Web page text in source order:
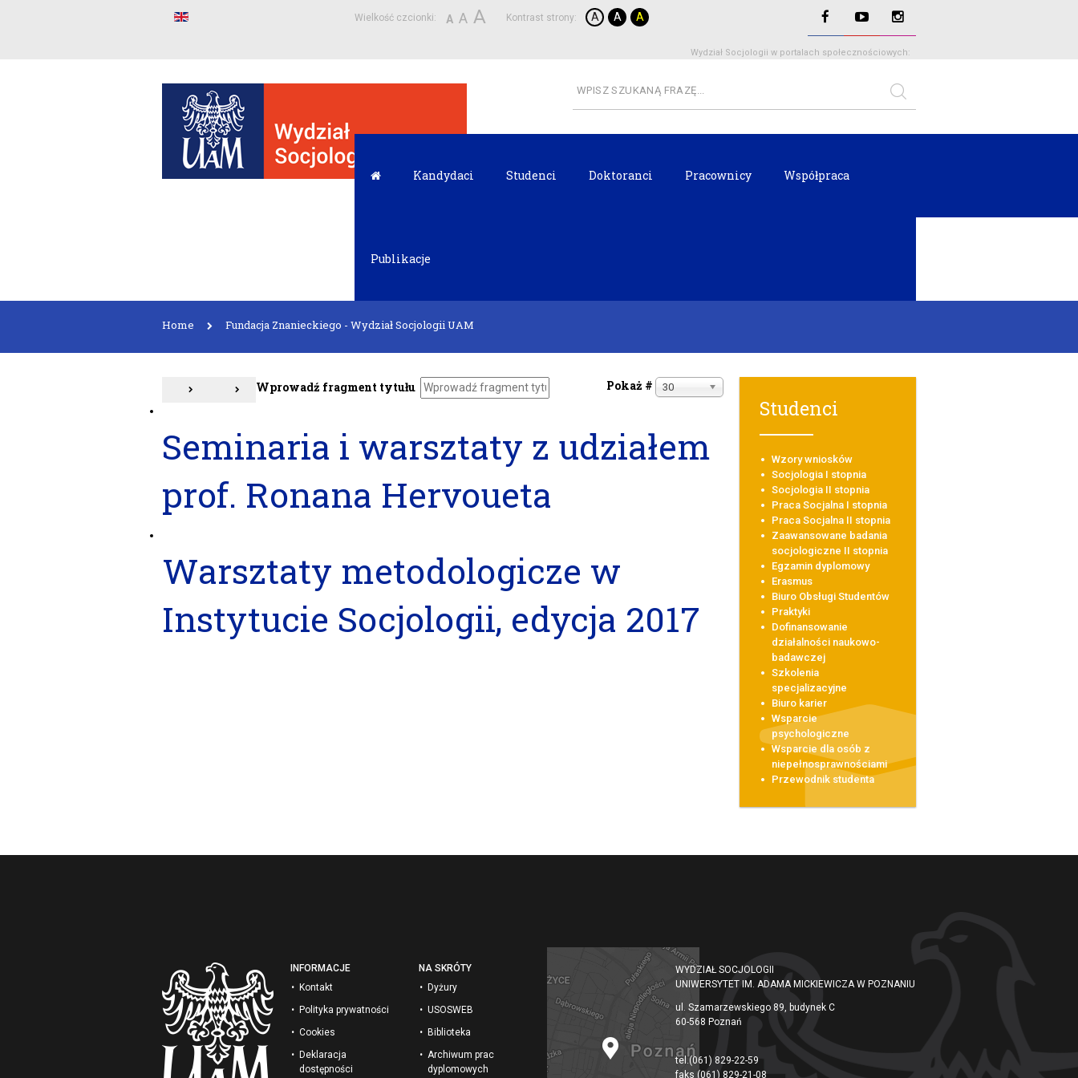
Wielkość czcionki: A A A Kontrast strony: A A A
Wydział Socjologii w portalach społecznościowych:
Kandydaci Studenci Doktoranci Pracownicy Współpraca
Publikacje
Home Fundacja Znanieckiego - Wydział Socjologii UAM
Wprowadź fragment tytułu Pokaż # 30
Seminaria i warsztaty z udziałem
prof. Ronana Hervoueta
Warsztaty metodologicze w
Instytucie Socjologii, edycja 2017
Studenci
Wzory wniosków
Socjologia I stopnia
Socjologia II stopnia
Praca Socjalna I stopnia
Praca Socjalna II stopnia
Zaawansowane badania
socjologiczne II stopnia
Egzamin dyplomowy
Erasmus
Biuro Obsługi Studentów
Praktyki
Dofinansowanie
działalności naukowo-
badawczej
Szkolenia
specjalizacyjne
Biuro karier
Wsparcie
psychologiczne
Wsparcie dla osób z
niepełnosprawnościami
Przewodnik studenta
INFORMACJE
Kontakt
Polityka prywatności
Cookies
Deklaracja
dostępności
NA SKRÓTY
Dyżury
USOSWEB
Biblioteka
Archiwum prac
dyplomowych
WYDZIAŁ SOCJOLOGII
UNIWERSYTET IM. ADAMA MICKIEWICZA W POZNANIU
ul. Szamarzewskiego 89, budynek C
60-568 Poznań
tel.(061) 829-22-59
faks (061) 829-21-08